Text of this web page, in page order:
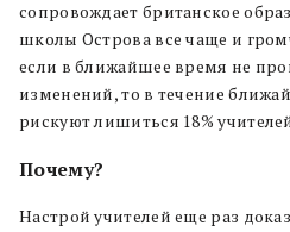
сопровождает британское
школы Острова все чаще и
если в ближайшее время не
изменений, то в течение
рискуют лишиться 18%
Почему?
Настрой учителей еще раз